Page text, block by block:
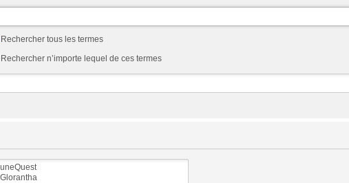
Rechercher tous les termes
Rechercher n’importe lequel de ces termes